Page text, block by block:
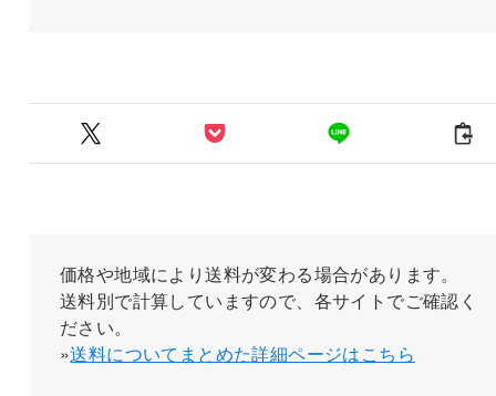
価格や地域により送料が変わる場合があります。
送料別で計算していますので、各サイトでご確認く
ださい。
»送料についてまとめた詳細ページはこちら